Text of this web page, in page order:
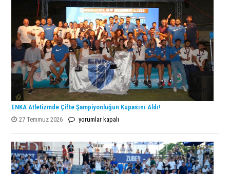
ENKA Atletizmde Çifte Şampiyonluğun Kupasını Aldı!
27 Temmuz 2026
ENKA
Çifte
Şampiyonluğun
Kupasını
yorumlar kapalı